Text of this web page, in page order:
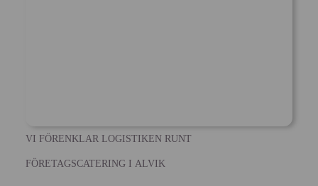
VI FÖRENKLAR LOGISTIKEN RUNT
FÖRETAGSCATERING I ALVIK